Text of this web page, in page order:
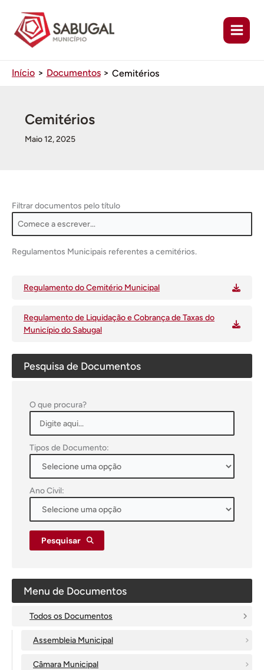
conteúdo
Início Documentos Cemitérios
Cemitérios
Maio 12, 2025
Pesquisa de Documentos
O que procura?
Tipos de Documento:
Ano Civil:
Pesquisar
Menu de Documentos
Todos os Documentos
Assembleia Municipal
Câmara Municipal
Filtrar documentos pelo título
Regulamentos Municipais referentes a cemitérios.
Regulamento do Cemitério Municipal
Regulamento de Liquidação e Cobrança de Taxas do
Município do Sabugal